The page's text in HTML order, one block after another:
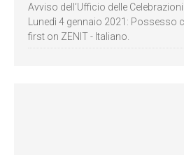
Avviso dell’Ufficio delle
Lunedì 4 gennaio 2021: Possesso
first on ZENIT - Italiano.